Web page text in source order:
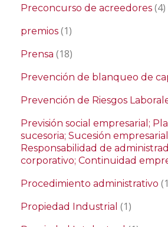
Preconcurso de acreedores (4)
premios (1)
Prensa (18)
Prevención de blanqueo de
Prevención de Riesgos
Previsión social empresarial;
sucesoria; Sucesión
Responsabilidad de
corporativo; Continuidad
Procedimiento administrativo
Propiedad Industrial (1)